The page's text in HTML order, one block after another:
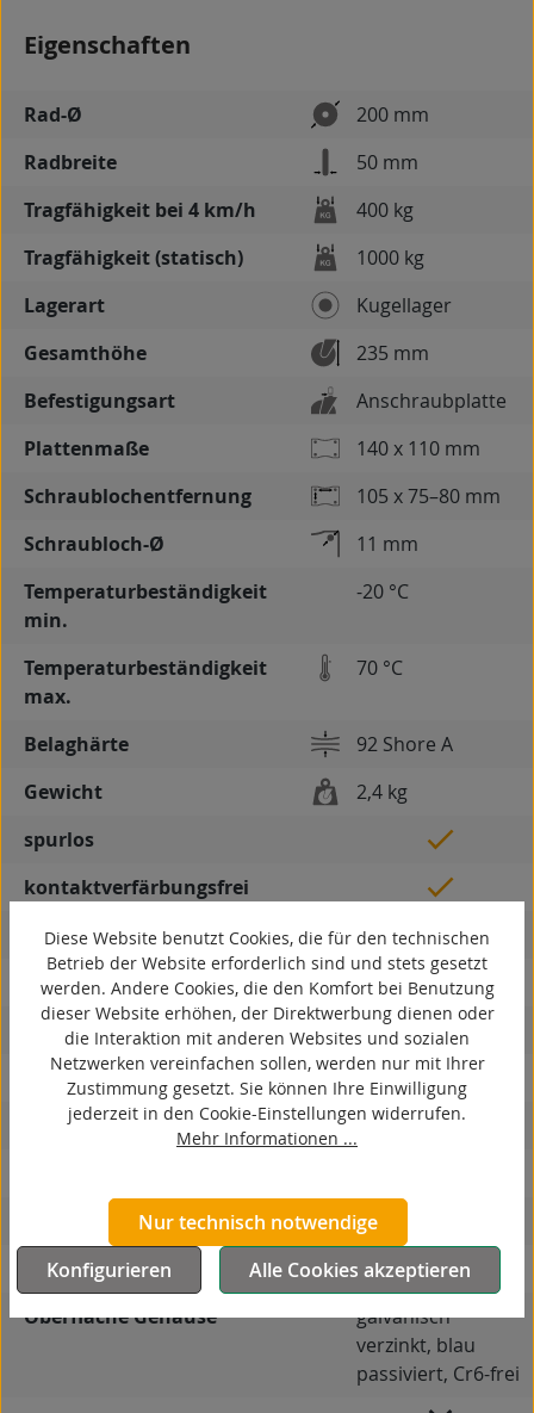
Eigenschaften
Rad-Ø
200 mm
Radbreite
50 mm
Tragfähigkeit bei 4 km/h
400 kg
Tragfähigkeit (statisch)
1000 kg
Lagerart
Kugellager
Gesamthöhe
235 mm
Befestigungsart
Anschraubplatte
Plattenmaße
140 x 110 mm
Schraublochentfernung
105 x 75–80 mm
Schraubloch-Ø
11 mm
Temperaturbeständigkeit
min.
-20 °C
Temperaturbeständigkeit
max.
70 °C
Belaghärte
92 Shore A
Gewicht
2,4 kg
spurlos
kontaktverfärbungsfrei
antistatisch
ESD
elektrisch leitfähig
korrosionsbeständig
hitzebeständig
Bockrolle
Material Gehäuse
Stahlblech
Oberfläche Gehäuse
galvanisch
verzinkt, blau
passiviert, Cr6-frei
Diese Website benutzt Cookies, die für den technischen
Betrieb der Website erforderlich sind und stets gesetzt
werden. Andere Cookies, die den Komfort bei Benutzung
dieser Website erhöhen, der Direktwerbung dienen oder
die Interaktion mit anderen Websites und sozialen
Netzwerken vereinfachen sollen, werden nur mit Ihrer
Zustimmung gesetzt. Sie können Ihre Einwilligung
jederzeit in den Cookie-Einstellungen widerrufen.
Mehr Informationen ...
Nur technisch notwendige
Konfigurieren
Alle Cookies akzeptieren